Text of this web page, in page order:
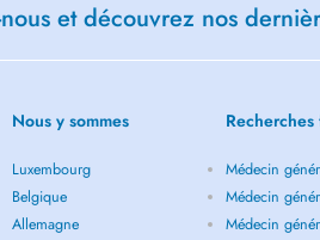
et découvrez nos
Nous y sommes
Luxembourg
Belgique
Allemagne
Médecin
Médecin
Médecin